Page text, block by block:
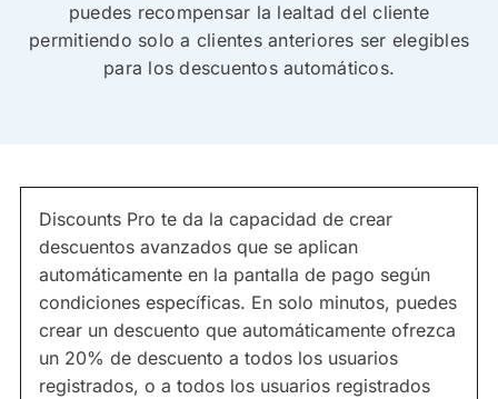
puedes recompensar la lealtad del cliente
permitiendo solo a clientes anteriores ser elegibles
para los descuentos automáticos.
Discounts Pro te da la capacidad de crear
descuentos avanzados que se aplican
automáticamente en la pantalla de pago según
condiciones específicas. En solo minutos, puedes
crear un descuento que automáticamente ofrezca
un 20% de descuento a todos los usuarios
registrados, o a todos los usuarios registrados